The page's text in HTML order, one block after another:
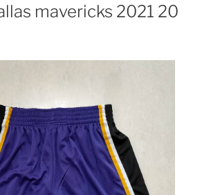
mavericks 2021 20